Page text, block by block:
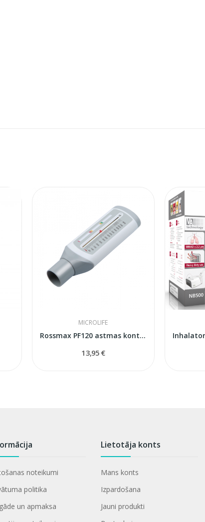
MICROLIFE
Rossmax PF120 astmas kontroles aparāts bērniem
13,95 €
noteikumi
politika
un apmaksa
Lietotāja konts
Mans konts
Izpardošana
Jauni produkti